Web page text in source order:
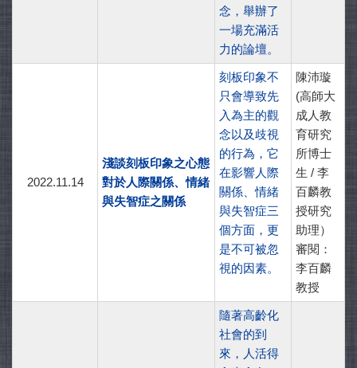
念，舉辦了
一場充滿活
力的論壇。
2022.11.14
淺談刻板印象之心態
對於人際關係、情緒
與失智症之關係
刻板印象不
只會導致先
入為主的觀
念以及歧視
的行為，它
在影響人際
關係、情緒
與失智症三
個方面，更
是不可被忽
視的因素。
陳沛璇
(高師大
成人教
育研究
所博士
生 / 李
百麟教
授研究
助理）
審閱：
李百麟
教授
隨著高齡化
社會的到
來，人活得